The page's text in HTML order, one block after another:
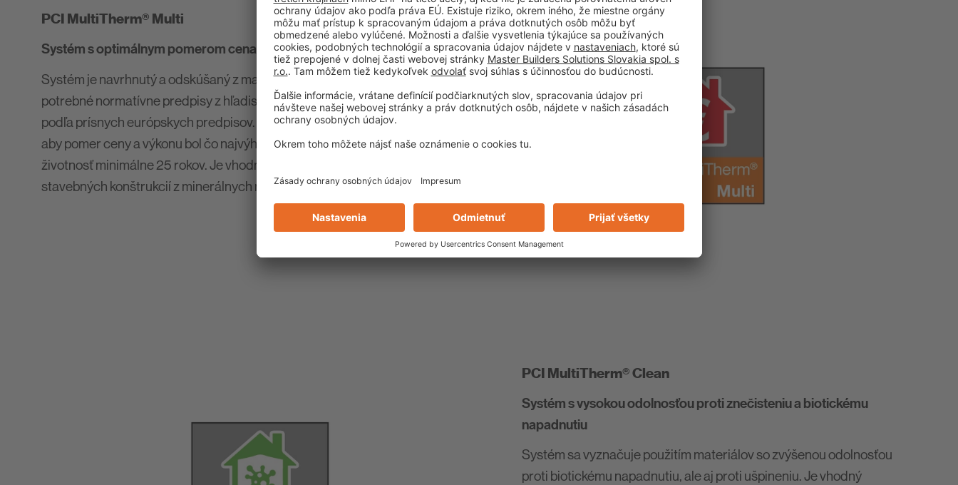
PCI MultiTherm® Multi
Systém s optimálnym pomerom cena/výkon
Systém je navrhnutý a odskúšaný z materiálov, ktoré spĺňajú všetky
potrebné normatívne predpisy z hľadiska zostavovania systémov
podľa prísnych európskych predpisov. Skladba je však vybraná tak,
aby pomer ceny a výkonu bol čo najvýhodnejší. Systém je testovaný na
životnosť minimálne 25 rokov. Je vhodný na zateplenie väčšiny
stavebných konštrukcií z minerálnych materiálov.
PCI MultiTherm® Clean
Systém s vysokou odolnosťou proti znečisteniu a biotickému
napadnutiu
Systém sa vyznačuje použitím materiálov so zvýšenou odolnosťou
proti biotickému napadnutiu, ale aj proti ušpineniu. Je vhodný